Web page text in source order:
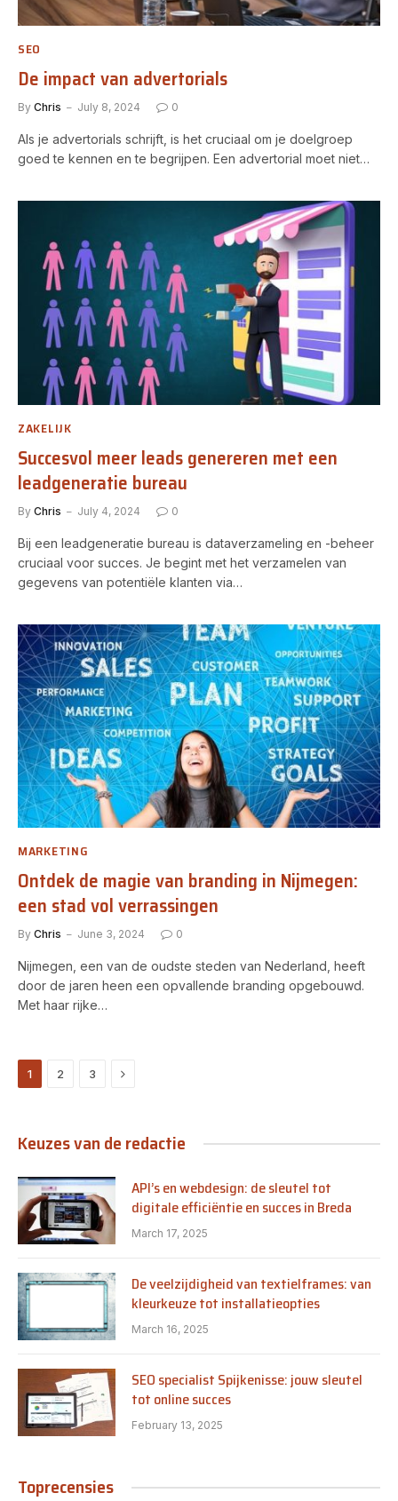
SEO
De impact van advertorials
By Chris July 8, 2024 0
Als je advertorials schrijft, is het cruciaal om je doelgroep
goed te kennen en te begrijpen. Een advertorial moet niet…
ZAKELIJK
Succesvol meer leads genereren met een
leadgeneratie bureau
By Chris July 4, 2024 0
Bij een leadgeneratie bureau is dataverzameling en -beheer
cruciaal voor succes. Je begint met het verzamelen van
gegevens van potentiële klanten via…
MARKETING
Ontdek de magie van branding in Nijmegen:
een stad vol verrassingen
By Chris June 3, 2024 0
Nijmegen, een van de oudste steden van Nederland, heeft
door de jaren heen een opvallende branding opgebouwd.
Met haar rijke…
1 2 3 Next
Keuzes van de redactie
API’s en webdesign: de sleutel tot
digitale efficiëntie en succes in Breda
March 17, 2025
De veelzijdigheid van textielframes: van
kleurkeuze tot installatieopties
March 16, 2025
SEO specialist Spijkenisse: jouw sleutel
tot online succes
February 13, 2025
Toprecensies